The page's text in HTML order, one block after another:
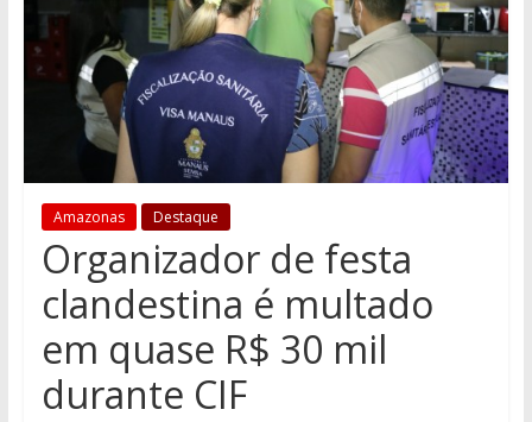
Amazonas Destaque
Organizador de festa
clandestina é multado
em quase R$ 30 mil
durante CIF